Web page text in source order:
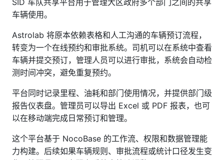
车辆使用。
Astrolab 将原本依赖表格和人工沟通的车辆预订流程，
转变为一个在线预约和审批系统。司机可以在系统中查看
车辆并提交预订，管理人员可以进行审批，系统会自动检
测时间冲突，避免重复预约。
平台同时记录里程、油耗和部门使用情况，并提供部门级
报告仪表盘。管理员可以导出 Excel 或 PDF 报表，也可
以在移动端完成日常预订和管理。
这个平台基于 NocoBase 的工作流、权限和数据管理能
力构建。后续如果车辆规则、审批流程或统计口径发生变